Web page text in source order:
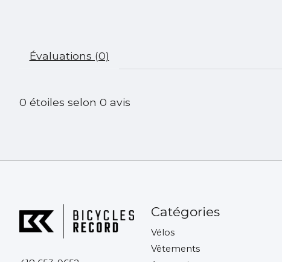
Évaluations (0)
0 étoiles selon 0 avis
Catégories
Vélos
Vêtements